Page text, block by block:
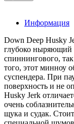
Информация
Down Deep Husky
глубоко ныряющий
спиннингового,
того, этот минноу
суспендера. При
поверхность и не
Husky Jerk
очень
щука и судак.